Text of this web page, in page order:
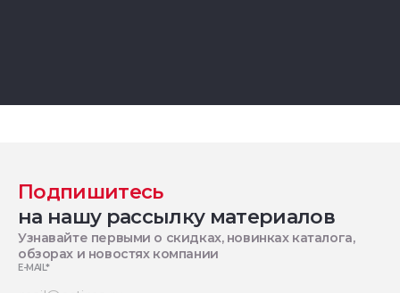
Подпишитесь
на нашу рассылку материалов
Узнавайте первыми о скидках, новинках каталога,
обзорах и новостях компании
E-MAIL*